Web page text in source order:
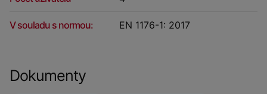
V souladu s normou: EN 1176-1: 2017
Dokumenty